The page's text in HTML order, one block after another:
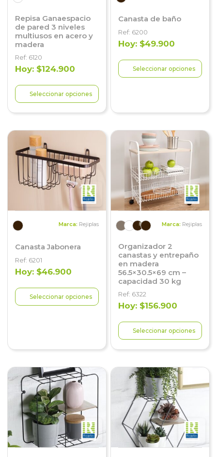
Repisa Ganaespacio
de pared 3 niveles
multiusos en acero y
madera
Ref: 6120
Hoy: $124.900
Seleccionar opciones
Canasta de baño
Ref: 6200
Hoy: $49.900
Seleccionar opciones
Marca: Rejiplas
Canasta Jabonera
Ref: 6201
Hoy: $46.900
Seleccionar opciones
Marca: Rejiplas
Organizador 2
canastas y entrepaño
en madera
56.5×30.5×69 cm –
capacidad 30 kg
Ref: 6322
Hoy: $156.900
Seleccionar opciones